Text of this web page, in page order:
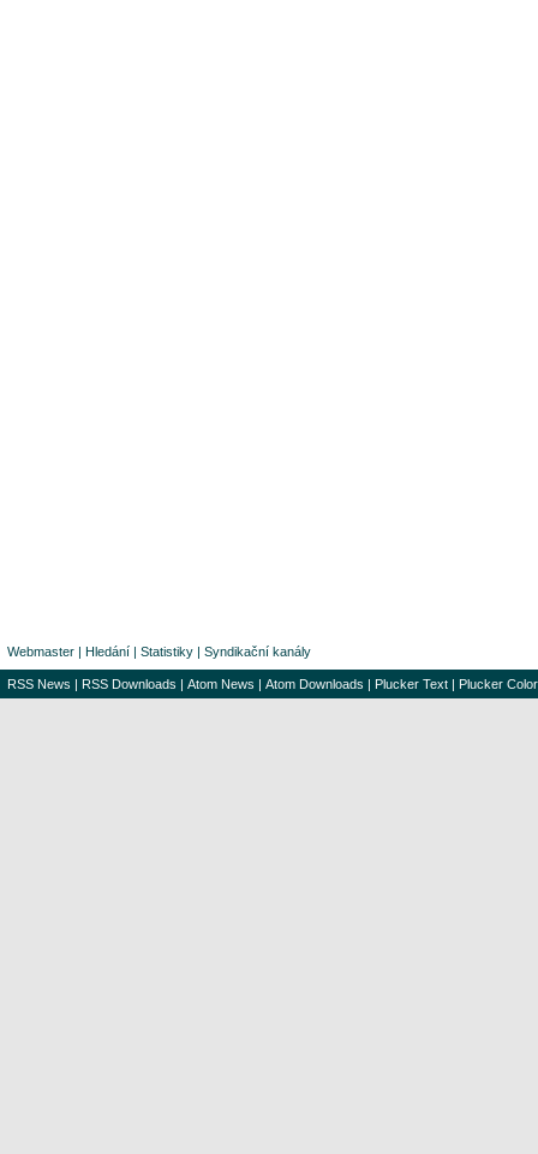
Webmaster | Hledání | Statistiky | Syndikační kanály
RSS News | RSS Downloads | Atom News | Atom Downloads | Plucker Text | Plucker Color